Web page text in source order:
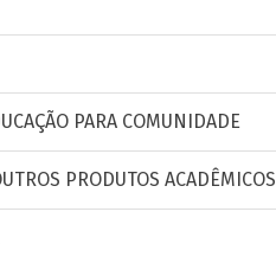
PARA COMUNIDADE
PRODUTOS ACADÊMICOS